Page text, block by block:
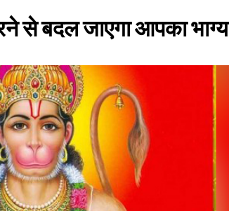
से बदल जाएगा आपका भाग्य